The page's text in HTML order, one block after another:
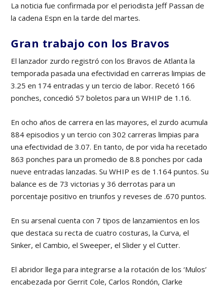
La noticia fue confirmada por el periodista Jeff Passan de
la cadena Espn en la tarde del martes.
Gran trabajo con los Bravos
El lanzador zurdo registró con los Bravos de Atlanta la
temporada pasada una efectividad en carreras limpias de
3.25 en 174 entradas y un tercio de labor. Recetó 166
ponches, concedió 57 boletos para un WHIP de 1.16.
En ocho años de carrera en las mayores, el zurdo acumula
884 episodios y un tercio con 302 carreras limpias para
una efectividad de 3.07. En tanto, de por vida ha recetado
863 ponches para un promedio de 8.8 ponches por cada
nueve entradas lanzadas. Su WHIP es de 1.164 puntos. Su
balance es de 73 victorias y 36 derrotas para un
porcentaje positivo en triunfos y reveses de .670 puntos.
En su arsenal cuenta con 7 tipos de lanzamientos en los
que destaca su recta de cuatro costuras, la Curva, el
Sinker, el Cambio, el Sweeper, el Slider y el Cutter.
El abridor llega para integrarse a la rotación de los ‘Mulos’
encabezada por Gerrit Cole, Carlos Rondón, Clarke